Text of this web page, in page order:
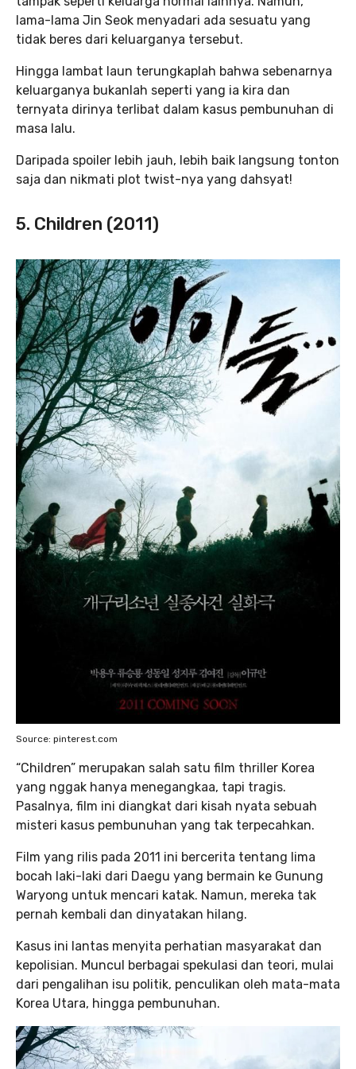
lama-lama Jin Seok menyadari ada sesuatu yang
tidak beres dari keluarganya tersebut.
Hingga lambat laun terungkaplah bahwa sebenarnya
keluarganya bukanlah seperti yang ia kira dan
ternyata dirinya terlibat dalam kasus pembunuhan di
masa lalu.
Daripada spoiler lebih jauh, lebih baik langsung tonton
saja dan nikmati plot twist-nya yang dahsyat!
5. Children (2011)
Source: pinterest.com
“Children” merupakan salah satu film thriller Korea
yang nggak hanya menegangkaa, tapi tragis.
Pasalnya, film ini diangkat dari kisah nyata sebuah
misteri kasus pembunuhan yang tak terpecahkan.
Film yang rilis pada 2011 ini bercerita tentang lima
bocah laki-laki dari Daegu yang bermain ke Gunung
Waryong untuk mencari katak. Namun, mereka tak
pernah kembali dan dinyatakan hilang.
Kasus ini lantas menyita perhatian masyarakat dan
kepolisian. Muncul berbagai spekulasi dan teori, mulai
dari pengalihan isu politik, penculikan oleh mata-mata
Korea Utara, hingga pembunuhan.